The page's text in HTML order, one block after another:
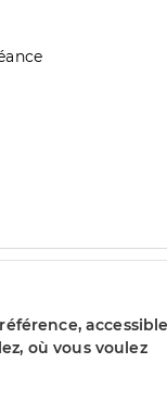
accessible
où vous voulez